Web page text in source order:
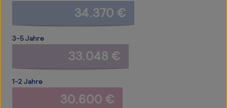
34.370 €
3-5 Jahre
33.048 €
1-2 Jahre
30.600 €